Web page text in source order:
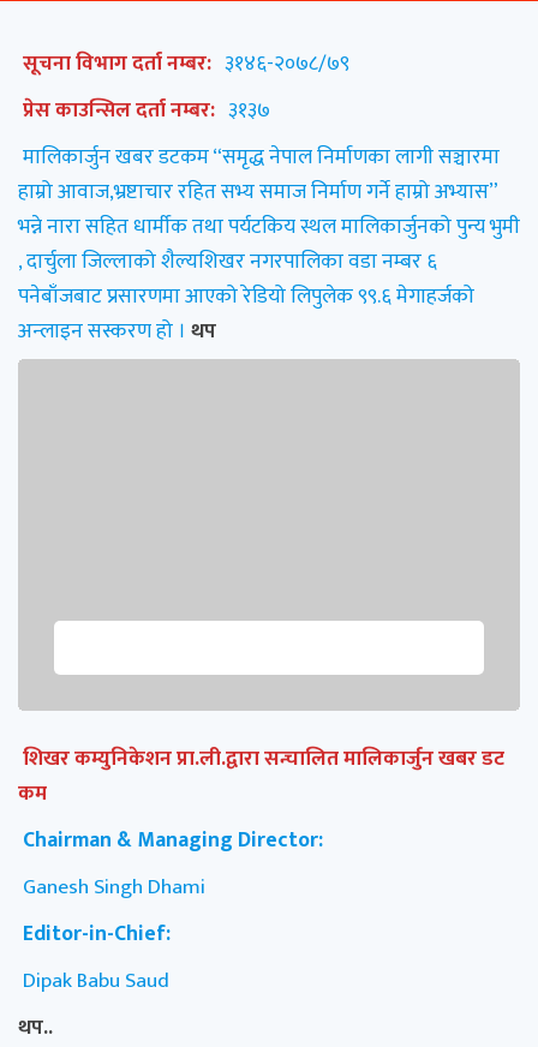
सूचना विभाग दर्ता नम्बर: ३१४६-२०७८/७९
प्रेस काउन्सिल दर्ता नम्बर: ३१३७
मालिकार्जुन खबर डटकम “समृद्ध नेपाल निर्माणका लागी सञ्चारमा
हाम्रो आवाज,भ्रष्टाचार रहित सभ्य समाज निर्माण गर्ने हाम्रो अभ्यास”
भन्ने नारा सहित धार्मीक तथा पर्यटकिय स्थल मालिकार्जुनको पुन्य भुमी
, दार्चुला जिल्लाको शैल्यशिखर नगरपालिका वडा नम्बर ६
पनेबाँजबाट प्रसारणमा आएको रेडियो लिपुलेक ९९.६ मेगाहर्जको
अन्लाइन सस्करण हो । थप
शिखर कम्युनिकेशन प्रा.ली.द्वारा सन्चालित मालिकार्जुन खबर डट
कम
Chairman & Managing Director:
Ganesh Singh Dhami
Editor-in-Chief:
Dipak Babu Saud
थप..